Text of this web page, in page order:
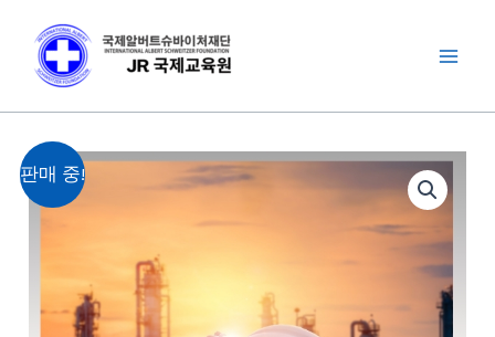
로
판매 중!
원
래
가
1,040,000
현
재
원.
산
업
량